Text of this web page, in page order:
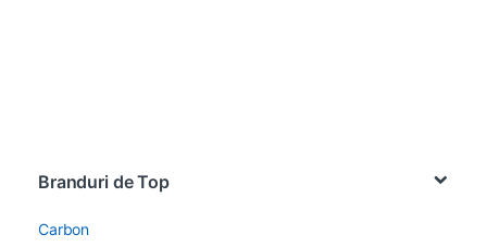
Branduri de Top
Carbon